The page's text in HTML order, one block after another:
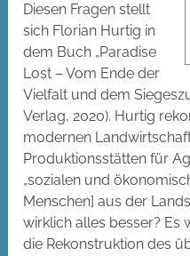
Diesen Fragen stellt
sich Florian Hurtig in
dem Buch „Paradise
Lost – Vom Ende der
Vielfalt und dem
Verlag, 2020). Hurtig
modernen
Produktionsstätten für
„sozialen und
Menschen] aus der
wirklich alles besser? Es
die Rekonstruktion des